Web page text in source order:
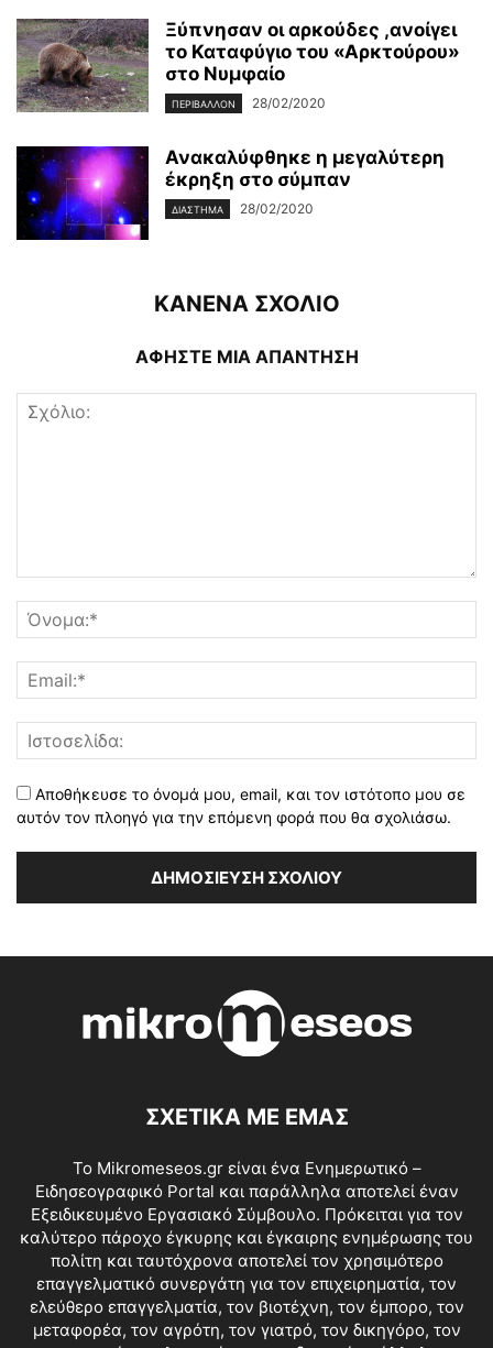
Ξύπνησαν οι αρκούδες ,ανοίγει
το Καταφύγιο του «Αρκτούρου»
στο Νυμφαίο
ΠΕΡΙΒΆΛΛΟΝ 28/02/2020
Ανακαλύφθηκε η μεγαλύτερη
έκρηξη στο σύμπαν
ΔΙΆΣΤΗΜΑ 28/02/2020
ΚΑΝΕΝΑ ΣΧΟΛΙΟ
ΑΦΗΣΤΕ ΜΙΑ ΑΠΑΝΤΗΣΗ
Αποθήκευσε το όνομά μου, email, και τον ιστότοπο μου σε
αυτόν τον πλοηγό για την επόμενη φορά που θα σχολιάσω.
ΣΧΕΤΙΚΑ ΜΕ ΕΜΑΣ
Το Mikromeseos.gr είναι ένα Ενημερωτικό –
Ειδησεογραφικό Portal και παράλληλα αποτελεί έναν
Εξειδικευμένο Εργασιακό Σύμβουλο. Πρόκειται για τον
καλύτερο πάροχο έγκυρης και έγκαιρης ενημέρωσης του
πολίτη και ταυτόχρονα αποτελεί τον χρησιμότερο
επαγγελματικό συνεργάτη για τον επιχειρηματία, τον
ελεύθερο επαγγελματία, τον βιοτέχνη, τον έμπορο, τον
μεταφορέα, τον αγρότη, τον γιατρό, τον δικηγόρο, τον